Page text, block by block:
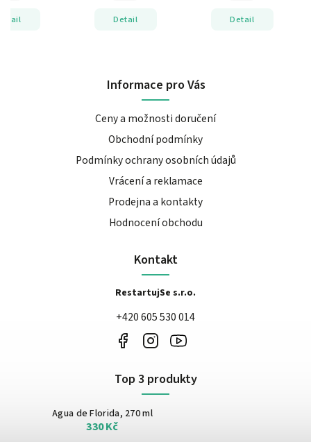
Detail Detail
Informace pro Vás
Ceny a možnosti doručení
Obchodní podmínky
Podmínky ochrany osobních údajů
Vrácení a reklamace
Prodejna a kontakty
Hodnocení obchodu
Kontakt
RestartujSe s.r.o.
+420 605 530 014
Top 3 produkty
Agua de Florida, 270 ml
330 Kč